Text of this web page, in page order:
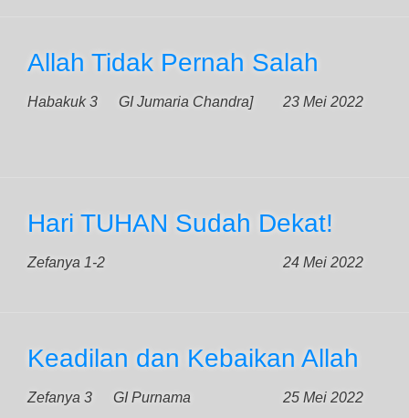
Allah Tidak Pernah Salah
Habakuk 3 23 Mei 2022
GI Jumaria Chandra]
Hari TUHAN Sudah Dekat!
Zefanya 1-2 24 Mei 2022
Keadilan dan Kebaikan Allah
Zefanya 3 25 Mei 2022
GI Purnama